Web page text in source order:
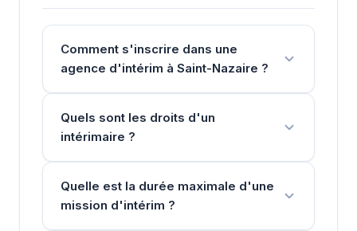
Comment s'inscrire dans une
agence d'intérim à Saint-Nazaire ?
Quels sont les droits d'un
intérimaire ?
Quelle est la durée maximale d'une
mission d'intérim ?